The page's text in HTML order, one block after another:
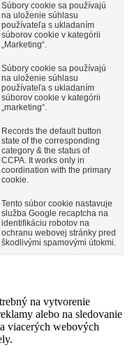
Súbory cookie sa používajú
na uloženie súhlasu
používateľa s ukladaním
súborov cookie v kategórii
„Marketing“.
Súbory cookie sa používajú
na uloženie súhlasu
používateľa s ukladaním
súborov cookie v kategórii
„marketing“.
Records the default button
state of the corresponding
category & the status of
CCPA. It works only in
coordination with the primary
cookie.
Tento súbor cookie nastavuje
služba Google recaptcha na
identifikáciu robotov na
ochranu webovej stránky pred
škodlivými spamovými útokmi.
na vytvorenie
alebo na sledovanie
viacerých webových